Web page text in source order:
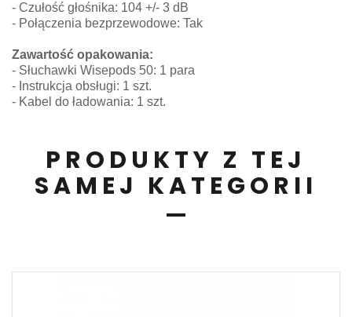
- Czułość głośnika: 104 +/- 3 dB
- Połączenia bezprzewodowe: Tak
Zawartość opakowania:
- Słuchawki Wisepods 50: 1 para
- Instrukcja obsługi: 1 szt.
- Kabel do ładowania: 1 szt.
PRODUKTY Z TEJ
SAMEJ KATEGORII